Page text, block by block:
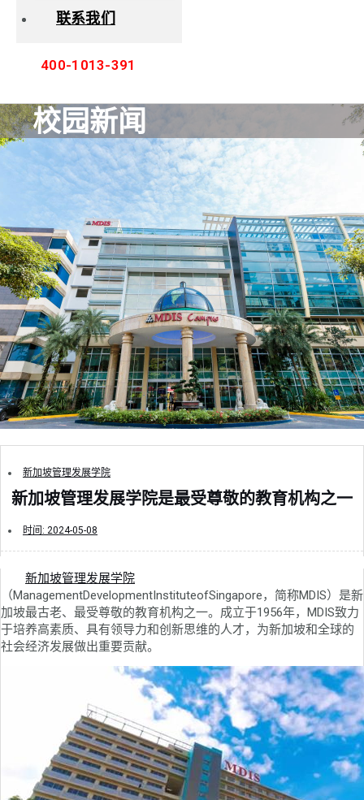
联系我们
400-1013-391
校园新闻
新加坡管理发展学院
新加坡管理发展学院是最受尊敬的教育机构之一
时间: 2024-05-08
新加坡管理发展学院
（ManagementDevelopmentInstituteofSingapore，简称MDIS）是新
加坡最古老、最受尊敬的教育机构之一。成立于1956年，MDIS致力
于培养高素质、具有领导力和创新思维的人才，为新加坡和全球的
社会经济发展做出重要贡献。